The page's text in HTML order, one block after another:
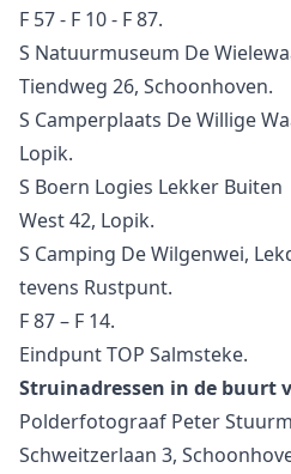
F 57 - F 10 - F 87.
S Natuurmuseum De
Tiendweg 26, Schoonhoven.
S Camperplaats De Willige
Lopik.
S Boern Logies Lekker
West 42, Lopik.
S Camping De Wilgenwei,
tevens Rustpunt.
F 87 – F 14.
Eindpunt TOP Salmsteke.
Struinadressen in de buurt
Polderfotograaf Peter
Schweitzerlaan 3,